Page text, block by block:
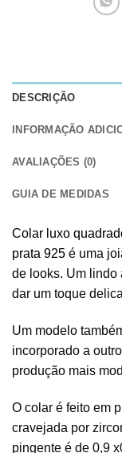
DESCRIÇÃO
INFORMAÇÃO
AVALIAÇÕES (0)
GUIA DE MEDIDAS
Colar luxo
prata 925 é uma
de looks. Um lindo
dar um toque
Um modelo
incorporado a
produção mais
O colar é feito em
cravejada por
pingente é de 0,9